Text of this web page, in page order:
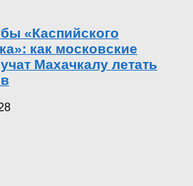
«Каспийского
как московские
Махачкалу летать